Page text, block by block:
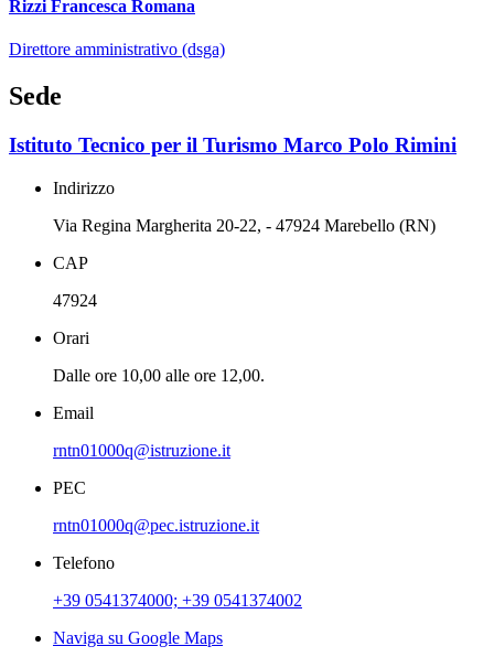
Rizzi Francesca Romana
Direttore amministrativo (dsga)
Sede
Istituto Tecnico per il Turismo Marco Polo Rimini
Indirizzo
Via Regina Margherita 20-22, - 47924 Marebello (RN)
CAP
47924
Orari
Dalle ore 10,00 alle ore 12,00.
Email
rntn01000q@istruzione.it
PEC
rntn01000q@pec.istruzione.it
Telefono
+39 0541374000; +39 0541374002
Naviga su Google Maps